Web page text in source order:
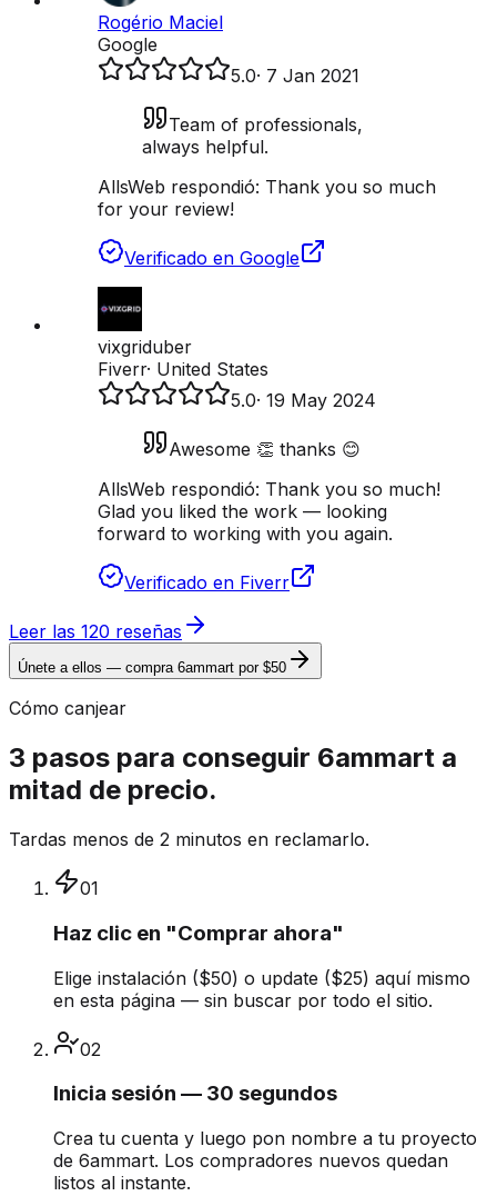
Rogério Maciel
Google
5.0· 7 Jan 2021
Team of professionals,
always helpful.
AllsWeb respondió: Thank you so much
for your review!
Verificado en Google
vixgriduber
Fiverr· United States
5.0· 19 May 2024
Awesome 👏 thanks 😊
AllsWeb respondió: Thank you so much!
Glad you liked the work — looking
forward to working with you again.
Verificado en Fiverr
Leer las 120 reseñas
Únete a ellos — compra 6ammart por $50
Cómo canjear
3 pasos para conseguir 6ammart a
mitad de precio.
Tardas menos de 2 minutos en reclamarlo.
01
Haz clic en "Comprar ahora"
Elige instalación ($50) o update ($25) aquí mismo
en esta página — sin buscar por todo el sitio.
02
Inicia sesión — 30 segundos
Crea tu cuenta y luego pon nombre a tu proyecto
de 6ammart. Los compradores nuevos quedan
listos al instante.